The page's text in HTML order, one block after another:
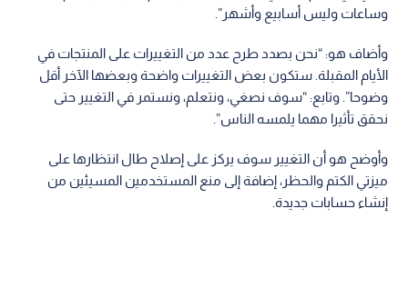
وساعات وليس أسابيع وأشهر”.
وأضاف هو: “نحن بصدد طرح عدد من التغييرات على المنتجات في
الأيام المقبلة. ستكون بعض التغييرات واضحة وبعضها الآخر أقل
وضوحا”. وتابع: “سوف نصغي، ونتعلم، ونستمر في التغيير حتى
نحقق تأثيرا مهما يلمسه الناس”.
وأوضح هو أن التغيير سوف يركز على إصلاح طال انتظارها على
ميزتي الكتم والحظر، إضافة إلى منع المستخدمين المسيئين من
إنشاء حسابات جديدة.